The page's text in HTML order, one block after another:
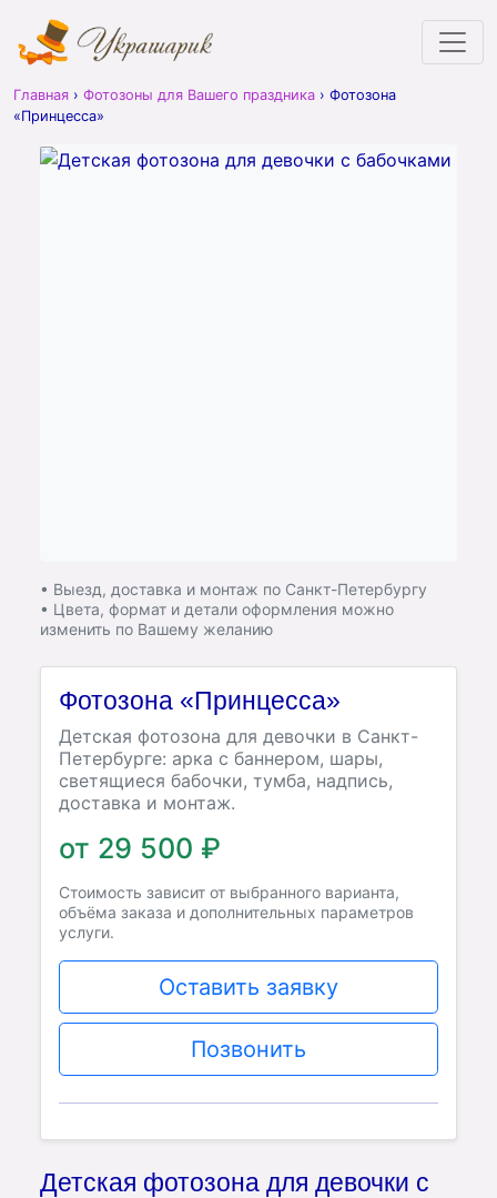
Главная › Фотозоны для Вашего праздника › Фотозона
«Принцесса»
• Выезд, доставка и монтаж по Санкт-Петербургу
• Цвета, формат и детали оформления можно
изменить по Вашему желанию
Фотозона «Принцесса»
Детская фотозона для девочки в Санкт-
Петербурге: арка с баннером, шары,
светящиеся бабочки, тумба, надпись,
доставка и монтаж.
от 29 500 ₽
Стоимость зависит от выбранного варианта,
объёма заказа и дополнительных параметров
услуги.
Оставить заявку
Позвонить
Детская фотозона для девочки с